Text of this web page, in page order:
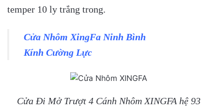
temper 10 ly trắng trong.
Cửa Nhôm XingFa Ninh Bình
Kính Cường Lực
Cửa Đi Mở Trượt 4 Cánh Nhôm XINGFA hệ 93